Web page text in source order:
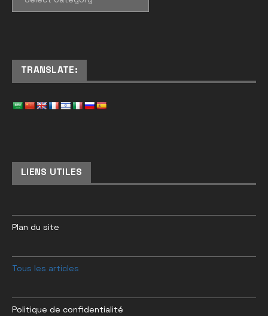
TRANSLATE:
LIENS UTILES
Plan du site
Tous les articles
Politique de confidentialité